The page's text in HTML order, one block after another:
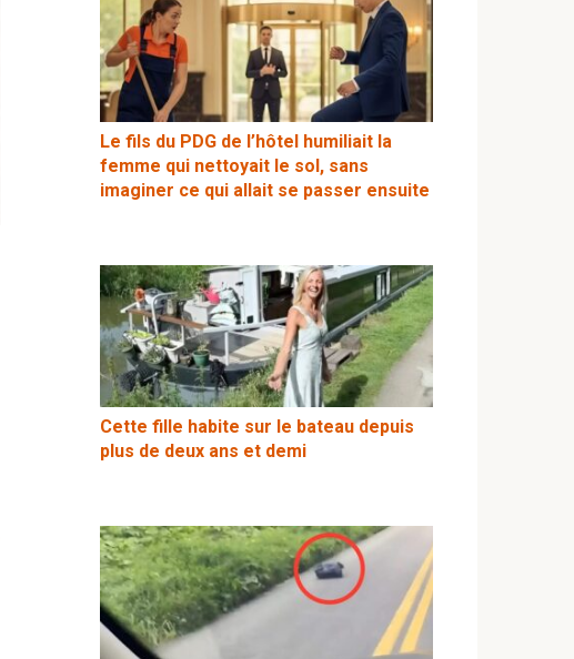
Le fils du PDG de l’hôtel humiliait la
femme qui nettoyait le sol, sans
imaginer ce qui allait se passer ensuite
Cette fille habite sur le bateau depuis
plus de deux ans et demi